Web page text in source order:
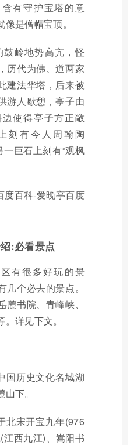
有守护宝塔的意
是僧帽宝顶。
岭地势高亢，怪
历代为佛、道两家
建法华塔，后来被
游人歇憩，亭子由
使得亭子方正敞
刻有今人周翰陶
一巨石上刻有“观枫
度百科-爱晚亭百度
:必看景点
有很多好玩的景
几个必去的景点。
书院、青峰峡、
详见下文。
国历史文化名城湖
下。
北宋开宝九年(976
西九江)、嵩阳书